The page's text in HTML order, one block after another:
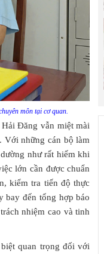
môn tại cơ quan.
Đăng vẫn miệt mài
Với những cán bộ làm
như rất hiếm khi
lớn cần được chuẩn
kiểm tra tiến độ thực
bay đến tổng hợp báo
nhiệm cao và tinh
quan trọng đối với